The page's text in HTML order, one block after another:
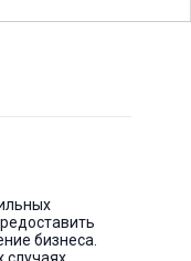
бизнеса.